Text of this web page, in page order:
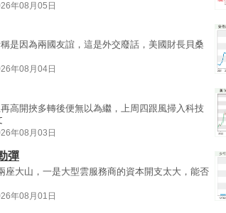
年08月05日
是因為兩國友誼，這是外交廢話，美國財長貝桑
年08月04日
高開挾多轉後便無以為繼，上周四跟風掃入科技
年08月03日
彈
大山，一是大型雲服務商的資本開支太大，能否
年08月01日